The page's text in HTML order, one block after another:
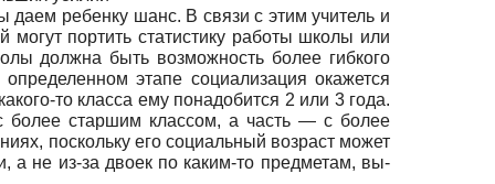
даем ребенку шанс. В связи с этим учитель и
пор­тить статистику работы школы или
должна быть возможность более гибкого
этапе социализация окажется
то класса ему понадобится 2 или 3 года.
более старшим классом, а часть — с более
поскольку его социаль­ный возраст может
а не из-за двоек по каким-то предметам, вы­